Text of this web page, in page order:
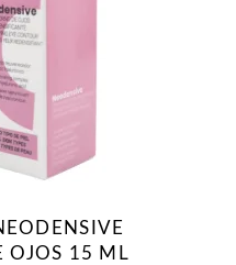
OJOS 15 ML